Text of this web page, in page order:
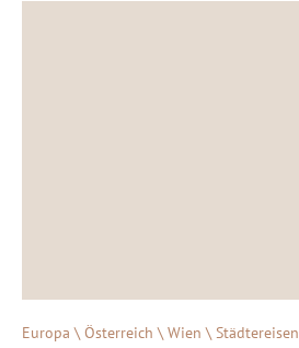
Europa \ Österreich \ Wien \ Städtereisen